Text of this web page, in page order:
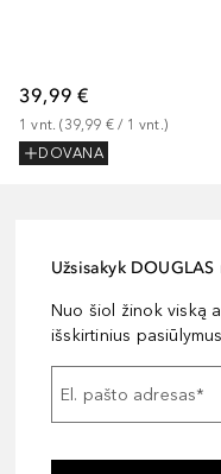
39,99 €
1 vnt. (39,99 € / 1 vnt.)
DOVANA
Užsisakyk
Nuo šiol žinok viską
išskirtinius pasiūlymus
El. pašto adresas*